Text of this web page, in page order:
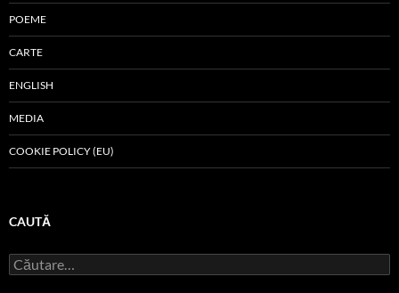
POEME
CARTE
ENGLISH
MEDIA
COOKIE POLICY (EU)
CAUTĂ
Caută
după: